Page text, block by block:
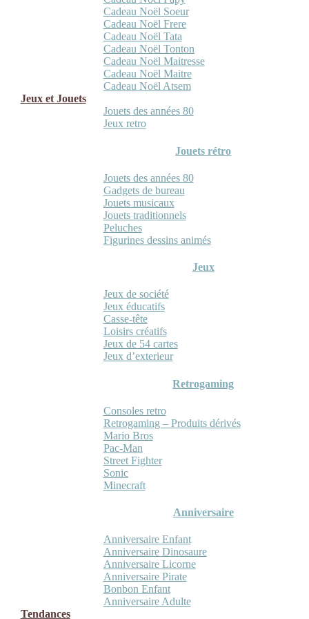
Cadeau Noël Soeur
Cadeau Noël Frere
Cadeau Noël Tata
Cadeau Noël Tonton
Cadeau Noël Maitresse
Cadeau Noël Maitre
Cadeau Noël Atsem
Jeux et Jouets
Jouets des années 80
Jeux retro
Jouets rétro
Jouets des années 80
Gadgets de bureau
Jouets musicaux
Jouets traditionnels
Peluches
Figurines dessins animés
Jeux
Jeux de société
Jeux éducatifs
Casse-tête
Loisirs créatifs
Jeux de 54 cartes
Jeux d’exterieur
Retrogaming
Consoles retro
Retrogaming – Produits dérivés
Mario Bros
Pac-Man
Street Fighter
Sonic
Minecraft
Anniversaire
Anniversaire Enfant
Anniversaire Dinosaure
Anniversaire Licorne
Anniversaire Pirate
Bonbon Enfant
Anniversaire Adulte
Tendances